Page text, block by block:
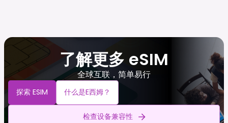
了解更多 eSIM
全球互联，简单易行
探索 ESIM 什么是e西姆？
检查设备兼容性